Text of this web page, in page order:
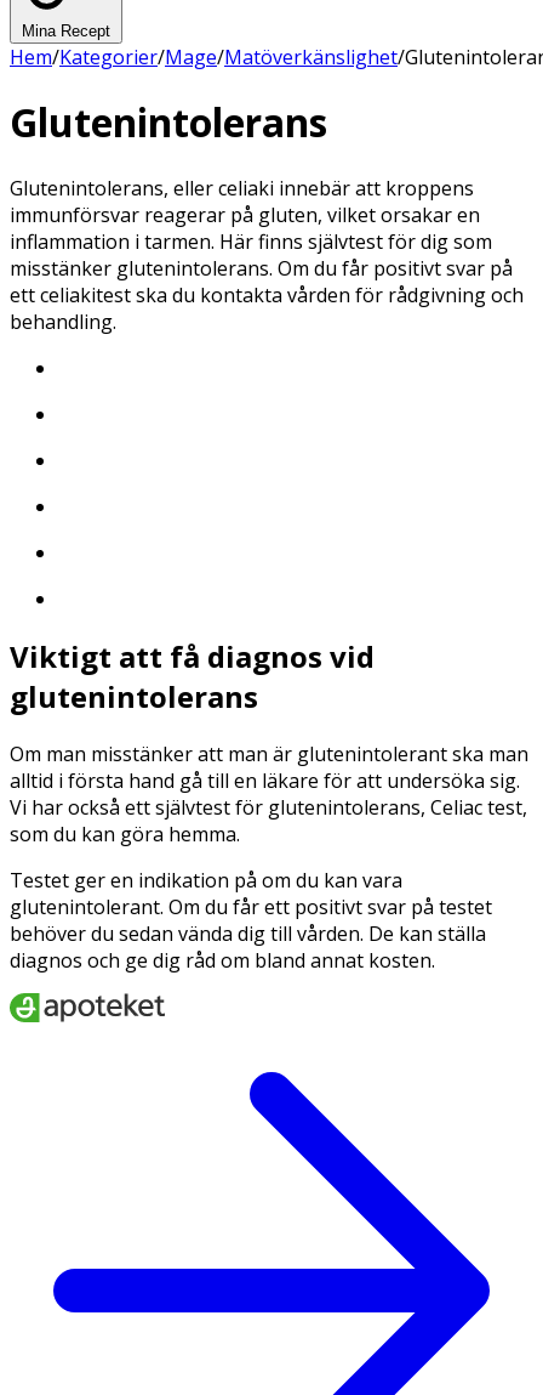
Mina Recept
Hem/Kategorier/Mage/Matöverkänslighet/
Glutenintolerans
Glutenintolerans, eller celiaki innebär att kroppens
immunförsvar reagerar på gluten, vilket orsakar en
inflammation i tarmen. Här finns självtest för dig som
misstänker glutenintolerans. Om du får positivt svar på
ett celiakitest ska du kontakta vården för rådgivning och
behandling.
Viktigt att få diagnos vid
glutenintolerans
Om man misstänker att man är glutenintolerant ska man
alltid i första hand gå till en läkare för att undersöka sig.
Vi har också ett självtest för glutenintolerans, Celiac test,
som du kan göra hemma.
Testet ger en indikation på om du kan vara
glutenintolerant. Om du får ett positivt svar på testet
behöver du sedan vända dig till vården. De kan ställa
diagnos och ge dig råd om bland annat kosten.